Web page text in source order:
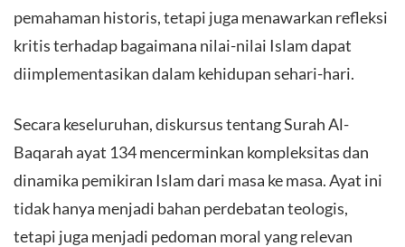
pemahaman historis, tetapi juga menawarkan refleksi
kritis terhadap bagaimana nilai-nilai Islam dapat
diimplementasikan dalam kehidupan sehari-hari.
Secara keseluruhan, diskursus tentang Surah Al-
Baqarah ayat 134 mencerminkan kompleksitas dan
dinamika pemikiran Islam dari masa ke masa. Ayat ini
tidak hanya menjadi bahan perdebatan teologis,
tetapi juga menjadi pedoman moral yang relevan